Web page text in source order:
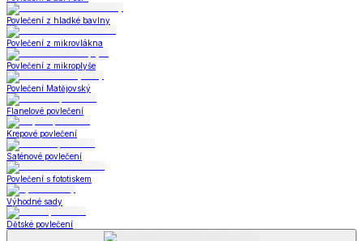
Povlečení z hladké bavlny
Povlečení z mikrovlákna
Povlečení z mikroplyše
Povlečení Matějovský
Flanelové povlečení
Krepové povlečení
Saténové povlečení
Povlečení s fototiskem
Výhodné sady
Dětské povlečení